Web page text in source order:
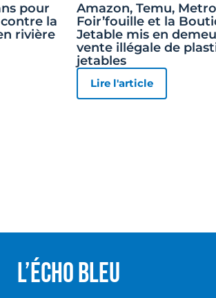
pour
la
rivière
Amazon, Temu,
Foir’fouille et la
Jetable mis en
vente illégale de
jetables
Lire l'article
L’écho Bleu